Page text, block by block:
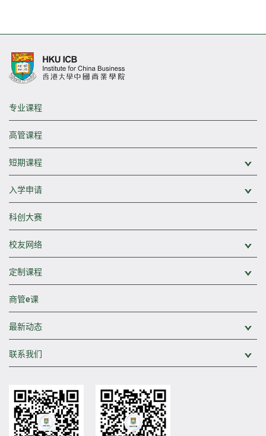
专业课程
高管课程
短期课程
入学申请
科创大赛
校友网络
定制课程
商管e课
最新动态
联系我们